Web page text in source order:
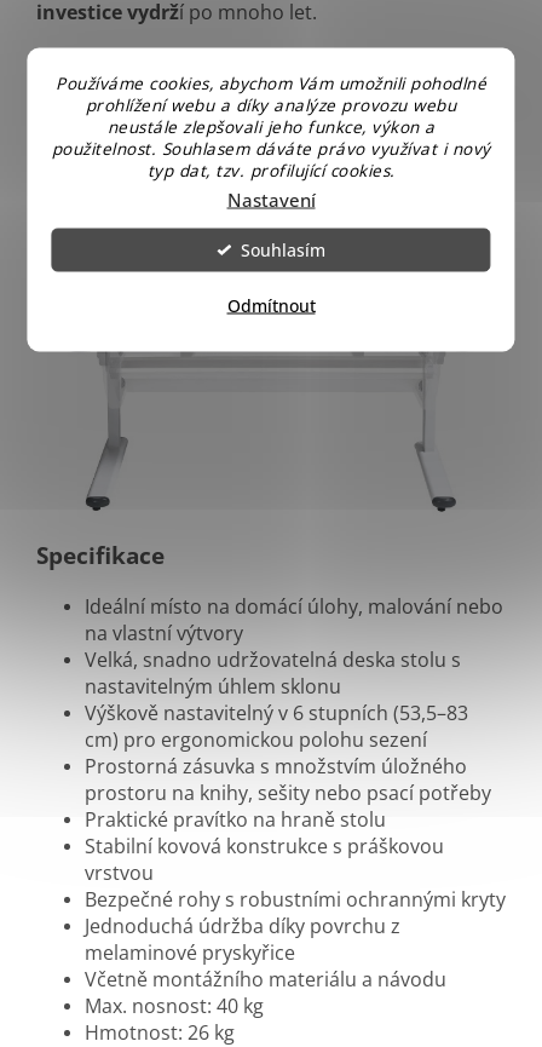
Používáme cookies, abychom Vám umožnili pohodlné
prohlížení webu a díky analýze provozu webu
neustále zlepšovali jeho funkce, výkon a
použitelnost. Souhlasem dáváte právo využívat i nový
typ dat, tzv. profilující cookies.
Nastavení
Odmítnout
Souhlasím
investice vydrží po mnoho let.
Šířka: 110 cm
Výška nastavitelná: 53,5 cm až 83 cm
Hloubka: 59,5 cm
Specifikace
Ideální místo na domácí úlohy, malování nebo
na vlastní výtvory
Velká, snadno udržovatelná deska stolu s
nastavitelným úhlem sklonu
Výškově nastavitelný v 6 stupních (53,5–83
cm) pro ergonomickou polohu sezení
Prostorná zásuvka s množstvím úložného
prostoru na knihy, sešity nebo psací potřeby
Praktické pravítko na hraně stolu
Stabilní kovová konstrukce s práškovou
vrstvou
Bezpečné rohy s robustními ochrannými kryty
Jednoduchá údržba díky povrchu z
melaminové pryskyřice
Včetně montážního materiálu a návodu
Max. nosnost: 40 kg
Hmotnost: 26 kg